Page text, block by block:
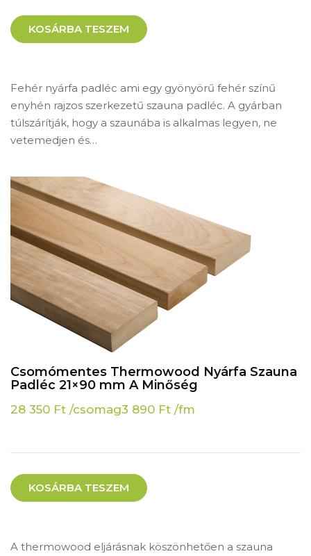
KOSÁRBA TESZEM
Fehér nyárfa padléc ami egy gyönyörű fehér színű
enyhén rajzos szerkezetű szauna padléc. A gyárban
túlszárítják, hogy a szaunába is alkalmas legyen, ne
vetemedjen és…
Csomómentes Thermowood Nyárfa Szauna
Padléc 21×90 mm A Minőség
3 890 Ft /fm
28 350 Ft /csomag
KOSÁRBA TESZEM
A thermowood eljárásnak köszönhetően a szauna